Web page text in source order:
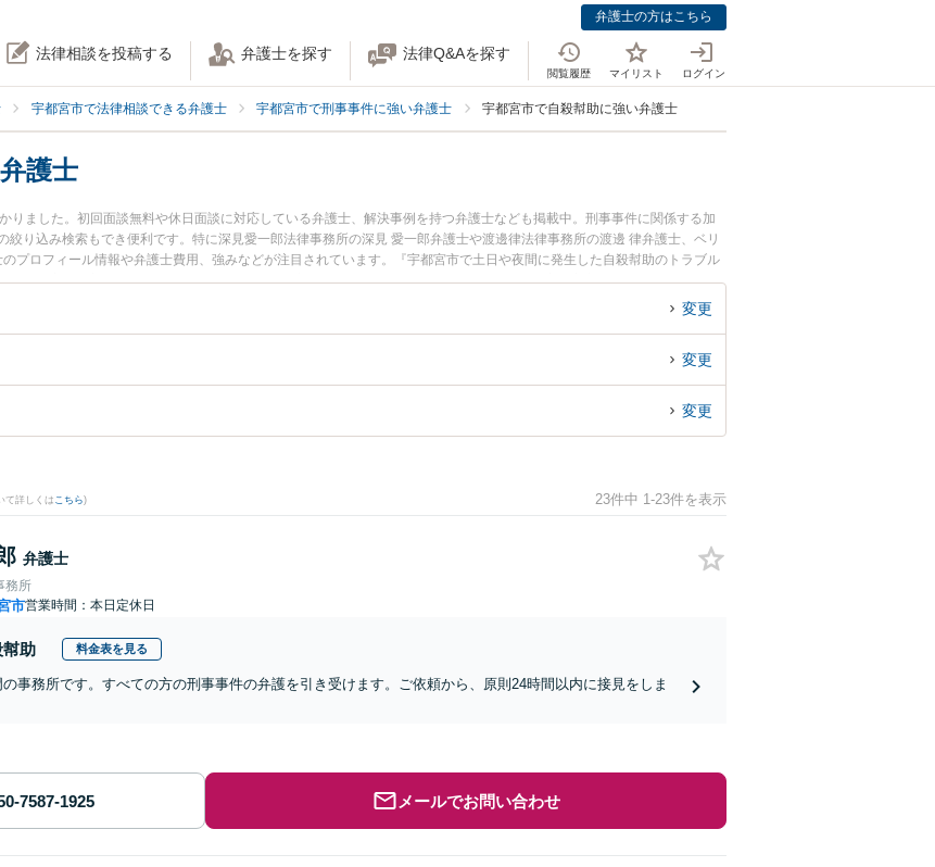
弁護士の方はこちら
法律相談を投稿する 弁護士を探す 法律Q&Aを探す
閲覧履歴 マイリスト ログイン
宇都宮市で法律相談できる弁護士 宇都宮市で刑事事件に強い弁護士 宇都宮市で自殺幇助に強い弁護士
護士
りました。初回面談無料や休日面談に対応している弁護士、解決事例を持つ弁護士なども掲載中。刑事事件に関係する加
り込み検索もでき便利です。特に深見愛一郎法律事務所の深見 愛一郎弁護士や渡邊律法律事務所の渡邊 律弁護士、ベリ
プロフィール情報や弁護士費用、強みなどが注目されています。『宇都宮市で土日や夜間に発生した自殺幇助のトラブル
解決の実績豊富な近くの弁護士を検索したい』『初回相談無料で自殺幇助を法律相談できる宇都宮市内の弁護士に相談予約
変更
変更
変更
て詳しくはこちら) 23件中 1-23件を表示
弁護士
務所
市営業時間：本日定休日
幇助 料金表を見る
事務所です。すべての方の刑事事件の弁護を引き受けます。ご依頼から、原則24時間以内に接見をしま
メールでお問い合わせ